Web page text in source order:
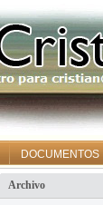
DOCUMENTOS
Archivo